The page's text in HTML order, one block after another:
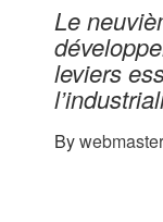
Le
leviers
Bywebmaster